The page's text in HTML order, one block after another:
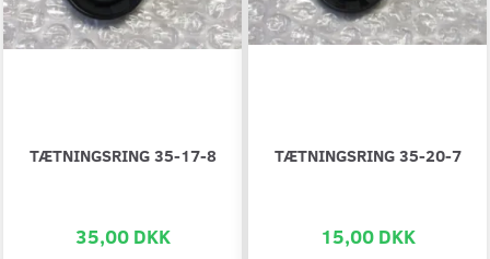
TÆTNINGSRING 35-17-8
35,00 DKK
TÆTNINGSRING 35-20-7
15,00 DKK